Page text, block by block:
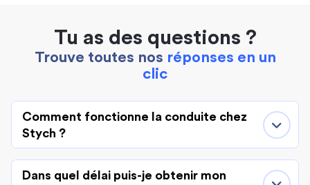
Tu as des questions ?
Trouve toutes nos réponses en un
clic
Comment fonctionne la conduite chez
Stych ?
Dans quel délai puis-je obtenir mon